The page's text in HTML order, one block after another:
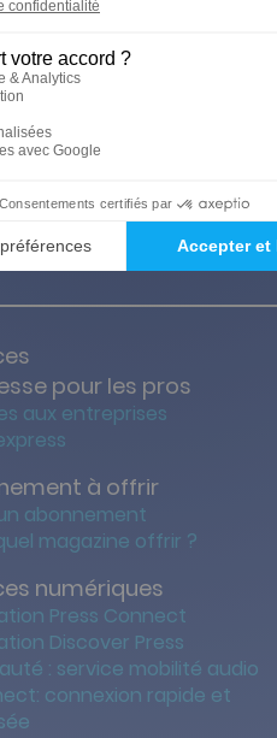
+ bas
pour les pros
aux entreprises
à offrir
abonnement
magazine offrir ?
numériques
Press Connect
Discover Press
: service mobilité audio
connexion rapide et